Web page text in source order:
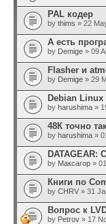
PAL кодер
by thims » 22
А есть
by Demige » 09
Flasher и
by Demige » 29
Debian Linux
by harushima »
48К точно
by harushima »
by Максагор »
Книги по
by CHRV » 31
Вопрос к
by Petrov » 17